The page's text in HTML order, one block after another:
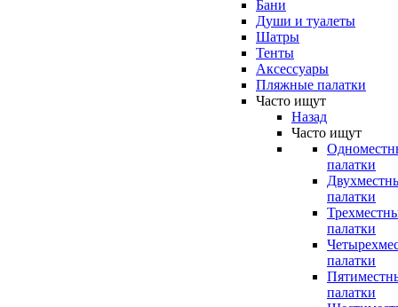
Бани
Души и туалеты
Шатры
Тенты
Аксессуары
Пляжные палатки
Часто ищут
Назад
Часто ищут
палатки
палатки
палатки
палатки
палатки